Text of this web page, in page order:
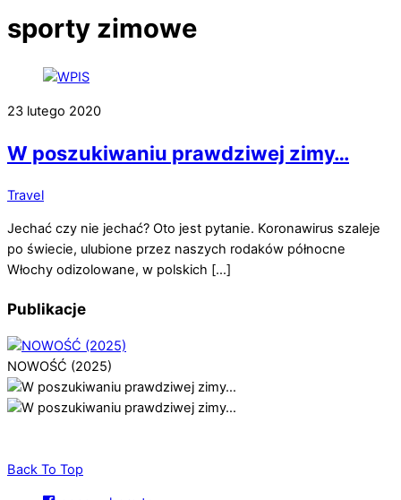
sporty zimowe
23 lutego 2020
W poszukiwaniu prawdziwej zimy…
Travel
Jechać czy nie jechać? Oto jest pytanie. Koronawirus szaleje
po świecie, ulubione przez naszych rodaków północne
Włochy odizolowane, w polskich […]
Publikacje
NOWOŚĆ (2025)
Back To Top